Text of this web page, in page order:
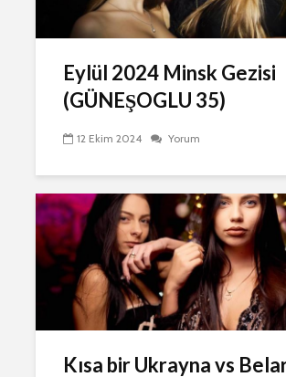
Eylül 2024 Minsk Gezisi
(GÜNEŞOGLU 35)
12 Ekim 2024 Yorum
Kısa bir Ukrayna vs